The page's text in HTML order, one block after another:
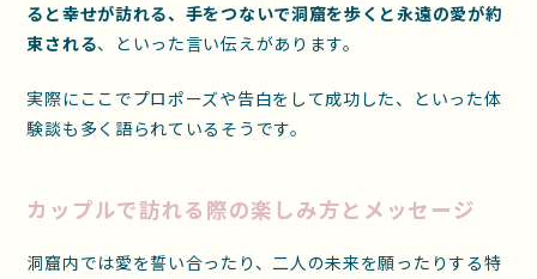
ると幸せが訪れる、手をつないで洞窟を歩くと永遠の愛が約
束される、といった言い伝えがあります。
実際にここでプロポーズや告白をして成功した、といった体
験談も多く語られているそうです。
カップルで訪れる際の楽しみ方とメッセージ
洞窟内では愛を誓い合ったり、二人の未来を願ったりする特